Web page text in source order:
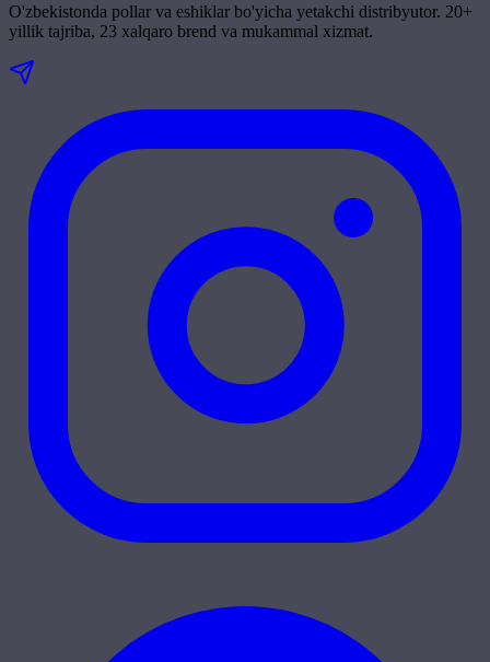
O'zbekistonda pollar va eshiklar bo'yicha yetakchi distribyutor. 20+
yillik tajriba, 23 xalqaro brend va mukammal xizmat.